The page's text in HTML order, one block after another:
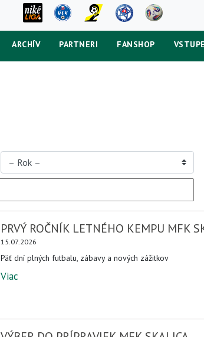
ARCHÍV PARTNERI FANSHOP
PRVÝ ROČNÍK LETNÉHO KEMPU MFK
15.07.2026
Päť dní plných futbalu, zábavy a nových zážitkov
Viac